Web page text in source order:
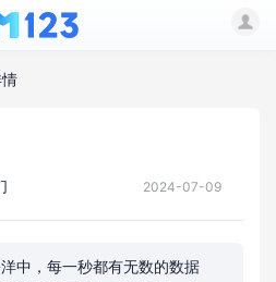
2024-07-09
中，每一秒都有无数的数据